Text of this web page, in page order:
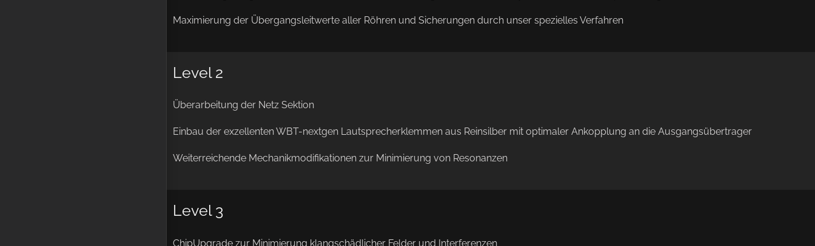
Maximierung der Übergangsleitwerte aller Röhren und Sicherungen durch unser spezielles Verfahren
Level 2
Überarbeitung der Netz Sektion
Einbau der exzellenten WBT-nextgen Lautsprecherklemmen aus Reinsilber mit optimaler Ankopplung an die Ausgangsübertrager
Weiterreichende Mechanikmodifikationen zur Minimierung von Resonanzen
Level 3
ChipUpgrade zur Minimierung klangschädlicher Felder und Interferenzen